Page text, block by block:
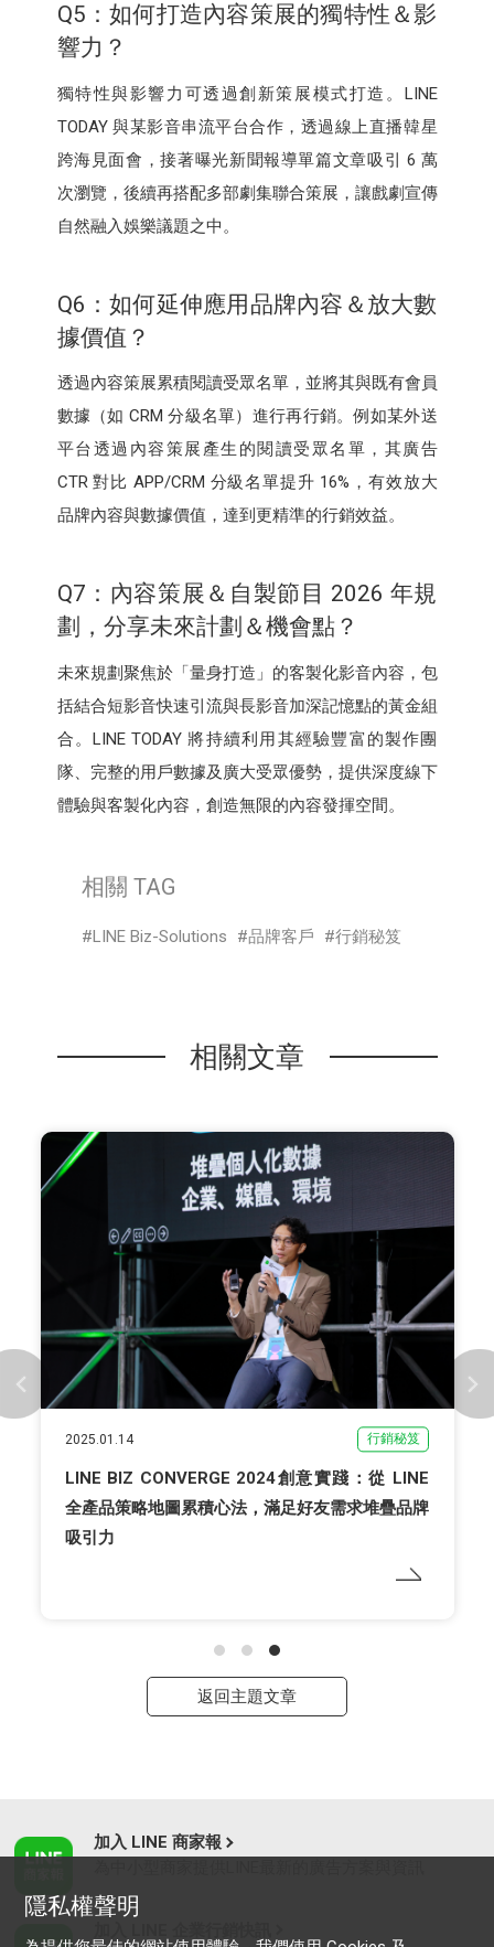
Q5：如何打造內容策展的獨特性＆影
響力？
獨特性與影響力可透過創新策展模式打造。LINE
TODAY 與某影音串流平台合作，透過線上直播韓星
跨海見面會，接著曝光新聞報導單篇文章吸引 6 萬
次瀏覽，後續再搭配多部劇集聯合策展，讓戲劇宣傳
自然融入娛樂議題之中。
Q6：如何延伸應用品牌內容＆放大數
據價值？
透過內容策展累積閱讀受眾名單，並將其與既有會員
數據（如 CRM 分級名單）進行再行銷。例如某外送
平台透過內容策展產生的閱讀受眾名單，其廣告
CTR 對比 APP/CRM 分級名單提升 16%，有效放大
品牌內容與數據價值，達到更精準的行銷效益。
Q7：內容策展＆自製節目 2026 年規
劃，分享未來計劃＆機會點？
未來規劃聚焦於「量身打造」的客製化影音內容，包
括結合短影音快速引流與長影音加深記憶點的黃金組
合。LINE TODAY 將持續利用其經驗豐富的製作團
隊、完整的用戶數據及廣大受眾優勢，提供深度線下
體驗與客製化內容，創造無限的內容發揮空間。
相關 TAG
LINE Biz-Solutions 品牌客戶 行銷秘笈
相關文章
2025.01.14 行銷秘笈
LINE BIZ CONVERGE 2024創意實踐：從 LINE
全產品策略地圖累積心法，滿足好友需求堆疊品牌
吸引力
返回主題文章
加入 LINE 商家報
隱私權聲明